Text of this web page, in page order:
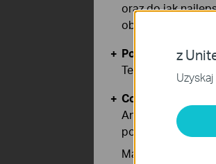
z
oraz do jak
obsługę plików
Podstawowe
Te pliki cookies
Cookies
Analiza - Te pliki
poprawę i
Marketing - Te